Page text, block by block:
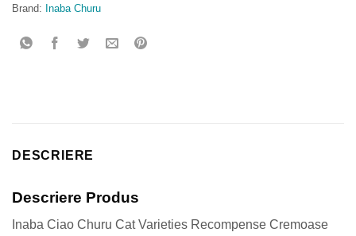
Brand: Inaba Churu
DESCRIERE
Descriere Produs
Inaba Ciao Churu Cat Varieties Recompense Cremoase